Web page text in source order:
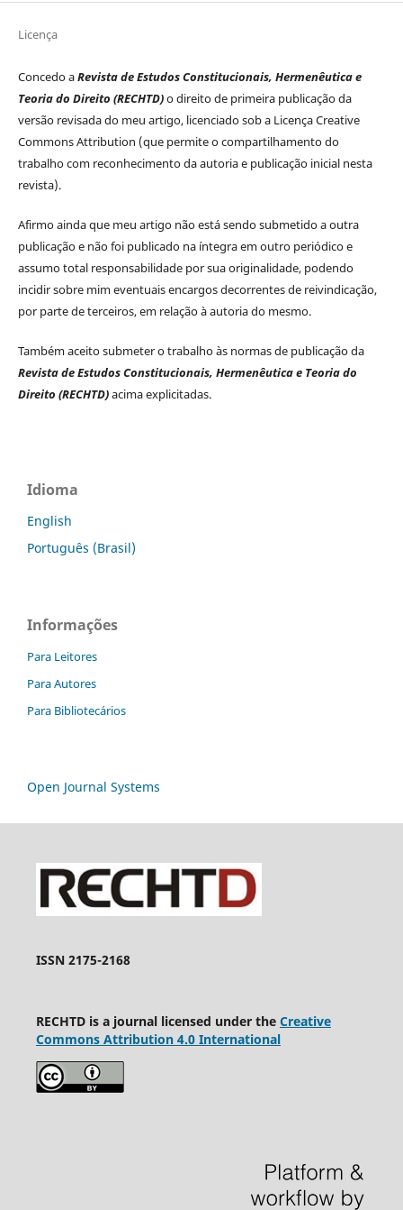
Licença
Concedo aRevista de Estudos Constitucionais, Hermenêutica e
Teoria do Direito (RECHTD)o direito de primeira publicação da
versão revisada do meu artigo, licenciado sob a Licença Creative
Commons Attribution (que permite o compartilhamento do
trabalho com reconhecimento da autoria e publicação inicial nesta
revista).
Afirmo ainda que meu artigo não está sendo submetido a outra
publicação e não foi publicado na íntegra em outro periódico e
assumo total responsabilidade por sua originalidade, podendo
incidir sobre mim eventuais encargos decorrentes de reivindicação,
por parte de terceiros, em relação à autoria do mesmo.
Também aceito submeter o trabalho às normas de publicação da
Revista de Estudos Constitucionais, Hermenêutica e Teoria do
Direito (RECHTD)acima explicitadas.
Idioma
English
Português (Brasil)
Informações
Para Leitores
Para Autores
Para Bibliotecários
Open Journal Systems
ISSN 2175-2168
RECHTD is a journal licensed under the Creative
Commons Attribution 4.0 International